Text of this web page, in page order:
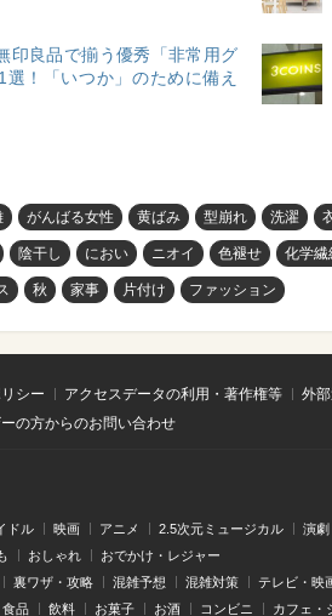
印良品で揃う優秀「非常用グ
選！「いつか」のために備え
がんばる女性 黄ばみ 型崩れ 洗濯
陰干し におい ニオイ 色褪せ 化学繊
秋 家事 片付け ファッション
シー アクセスデータの利用・著作権等 外
の方からのお問い合わせ
ドル 映画 アニメ 2.5次元ミュージカル 演劇
おしゃれ おでかけ・レジャー
裏ワザ・攻略 混雑予想 混雑対策 テレビ・映
食品 飲料 お菓子 お酒 コンビニ カフェ・